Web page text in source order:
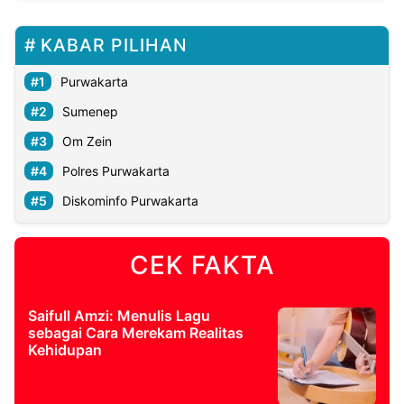
KABAR PILIHAN
Purwakarta
Sumenep
Om Zein
Polres Purwakarta
Diskominfo Purwakarta
CEK FAKTA
Saifull Amzi: Menulis Lagu
sebagai Cara Merekam Realitas
Kehidupan